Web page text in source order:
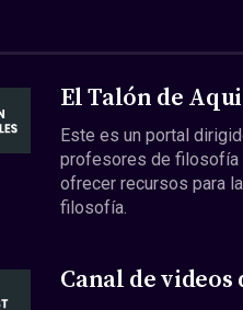
El Talón de
Este es un portal
profesores de filosofía
ofrecer recursos para
filosofía.
Canal de videos